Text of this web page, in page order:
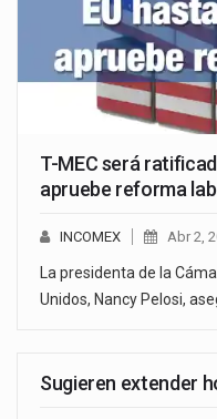
T-MEC será
apruebe reforma
INCOMEX Abr 2,
La presidenta de la
Unidos, Nancy Pelosi,
Sugieren extender